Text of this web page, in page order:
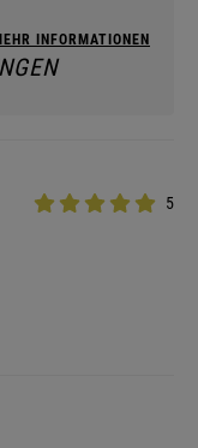
INFORMATIONEN
5